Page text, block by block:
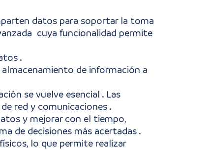
datos para soportar la toma
cuya funcionalidad permite
.
de información a
se vuelve esencial . Las
red y comunicaciones .
y mejorar con el tiempo,
de decisiones más acertadas .
lo que permite realizar